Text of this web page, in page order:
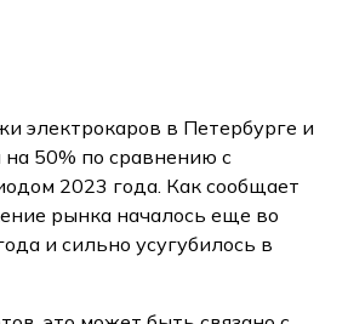
электрокаров в Петербурге и
50% по сравнению с
2023 года. Как сообщает
рынка началось еще во
и сильно усугубилось в